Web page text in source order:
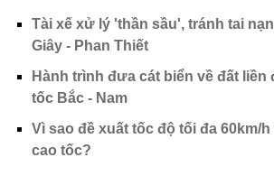
Tài xế xử lý 'thần sầu', tránh tai
Giây - Phan Thiết
Hành trình đưa cát biển về đất liền
tốc Bắc - Nam
Vì sao đề xuất tốc độ tối đa 60km/
cao tốc?